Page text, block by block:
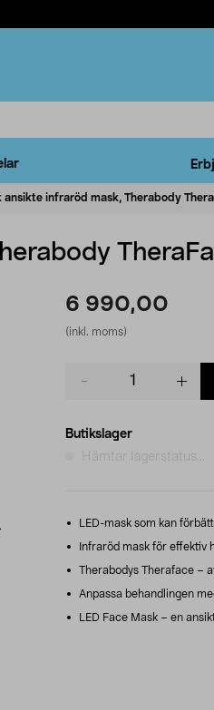
ansikte infraröd mask, Therabody
6 990,00
(inkl. moms)
Butikslager
LED-mask som kan
Infraröd mask för effektiv
Therabodys Theraface –
Anpassa behandlingen
LED Face Mask – en